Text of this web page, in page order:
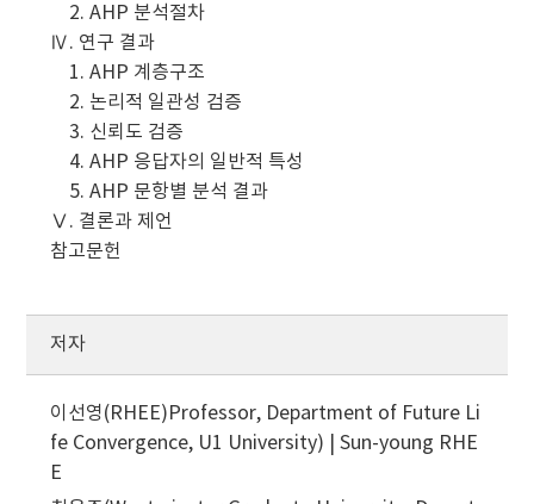
2. AHP 분석절차
Ⅳ. 연구 결과
1. AHP 계층구조
2. 논리적 일관성 검증
3. 신뢰도 검증
4. AHP 응답자의 일반적 특성
5. AHP 문항별 분석 결과
Ⅴ. 결론과 제언
참고문헌
저자
이선영(RHEE)Professor, Department of Future Li
fe Convergence, U1 University) | Sun-young RHE
E